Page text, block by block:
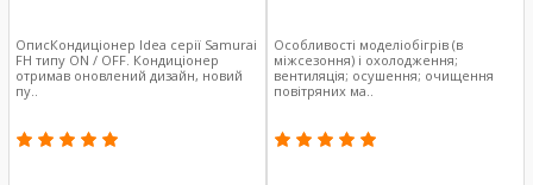
ОписКондиціонер Idea серії Samurai
FH типу ON / OFF. Кондиціонер
отримав оновлений дизайн, новий
пу..
Особливості моделіобігрів (в
міжсезоння) і охолодження;
вентиляція; осушення; очищення
повітряних ма..